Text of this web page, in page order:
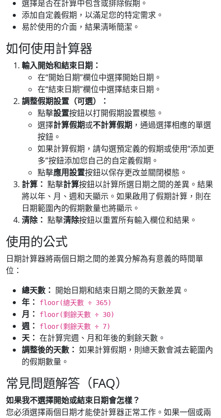
選擇是否在計算中包含或排除假期。
添加自定義假期，以滿足您的特定需求。
易於使用的介面，結果清晰簡潔。
如何使用計算器
輸入開始和結束日期：
在“開始日期”欄位中選擇開始日期。
在“結束日期”欄位中選擇結束日期。
調整假期設置（可選）：
點擊設置按鈕以打開假期設置模態。
選擇計算假期或不計算假期 ，通過選擇相應的單選
按鈕。
如果計算假期，請勾選預定義的假期或使用“添加更
多”按鈕添加您自己的自定義假期。
點擊應用設置按鈕以保存更改並關閉模態。
計算： 點擊計算按鈕以計算所選日期之間的差異。結果
將以年、月、週和天顯示。如果啟用了假期計算，則在
日期範圍內的假期數量也將顯示。
清除： 點擊清除按鈕以重置所有輸入欄位和結果。
使用的公式
日期計算器將兩個日期之間的差異分解為有意義的時間單
位：
總天數： 開始日期和結束日期之間的天數差異。
年：
floor(總天數 ÷ 365)
月： floor(剩餘天數 ÷ 30)
週： floor(剩餘天數 ÷ 7)
天： 在計算完週、月和年後的剩餘天數。
調整後的天數： 如果計算假期，則總天數會減去範圍內
的假期數量。
常見問題解答（FAQ）
如果我不選擇開始或結束日期會怎樣？
您必須選擇兩個日期才能使計算器正常工作。如果一個或兩